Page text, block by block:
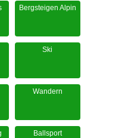
Bergsteigen Alpin
Ski
Wandern
Ballsport